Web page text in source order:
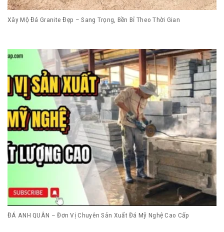
Xây Mộ Đá Granite Đẹp – Sang Trọng, Bền Bỉ Theo Thời Gian
ĐÁ ANH QUÂN – Đơn Vị Chuyên Sản Xuất Đá Mỹ Nghệ Cao Cấp